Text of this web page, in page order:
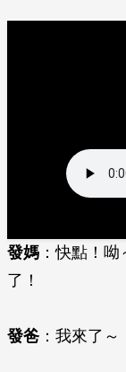
發媽 ：快點！
了！
發爸 ：我來了～